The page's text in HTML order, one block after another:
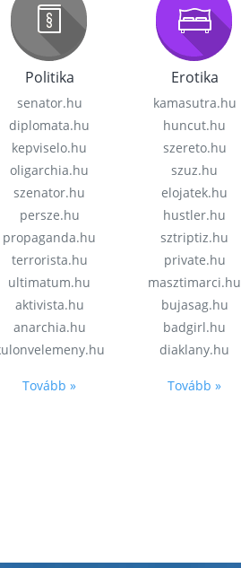
Politika
senator.hu
diplomata.hu
kepviselo.hu
oligarchia.hu
szenator.hu
persze.hu
propaganda.hu
terrorista.hu
ultimatum.hu
aktivista.hu
anarchia.hu
Tovább »
Erotika
kamasutra.hu
huncut.hu
szereto.hu
szuz.hu
elojatek.hu
hustler.hu
sztriptiz.hu
private.hu
masztimarci.hu
bujasag.hu
badgirl.hu
diaklany.hu
Tovább »